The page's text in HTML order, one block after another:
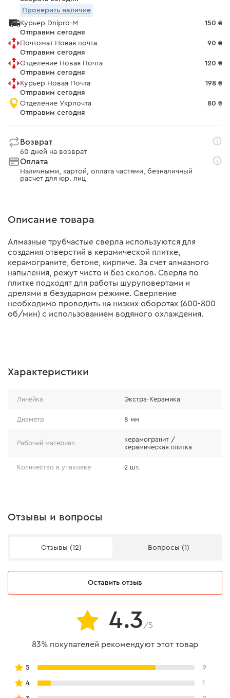
Проверить наличие
Курьер Dnipro-M
Отправим сегодня
150 ₴
Почтомат Новая почта
Отправим сегодня
90 ₴
Отделение Новая Почта
Отправим сегодня
120 ₴
Курьер Новая Почта
Отправим сегодня
198 ₴
Отделение Укрпочта
Отправим сегодня
80 ₴
Возврат
60 дней на возврат
Оплата
Наличными, картой, оплата частями, безналичный
расчет для юр. лиц
Описание товара
Алмазные трубчастые сверла используются для
создания отверстий в керамической плитке,
керамограните, бетоне, кирпиче. За счет алмазного
напыления, режут чисто и без сколов. Сверла по
плитке подходят для работы шуруповертами и
дрелями в безударном режиме. Сверление
необходимо проводить на низких оборотах (600-800
об/мин) с использованием водяного охлаждения.
Характеристики
Линейка Экстра-Керамика
Диаметр 8 мм
Рабочий материал
керамогранит /
керамическая плитка
Количество в упаковке 2 шт.
Отзывы и вопросы
Отзывы (12) Вопросы (1)
Оставить отзыв
4.3 /5
83% покупателей рекомендуют этот товар
5 9
4 1